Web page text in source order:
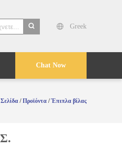
Greek
Chat Now
/Προϊόντα /Έπιπλα βίλας